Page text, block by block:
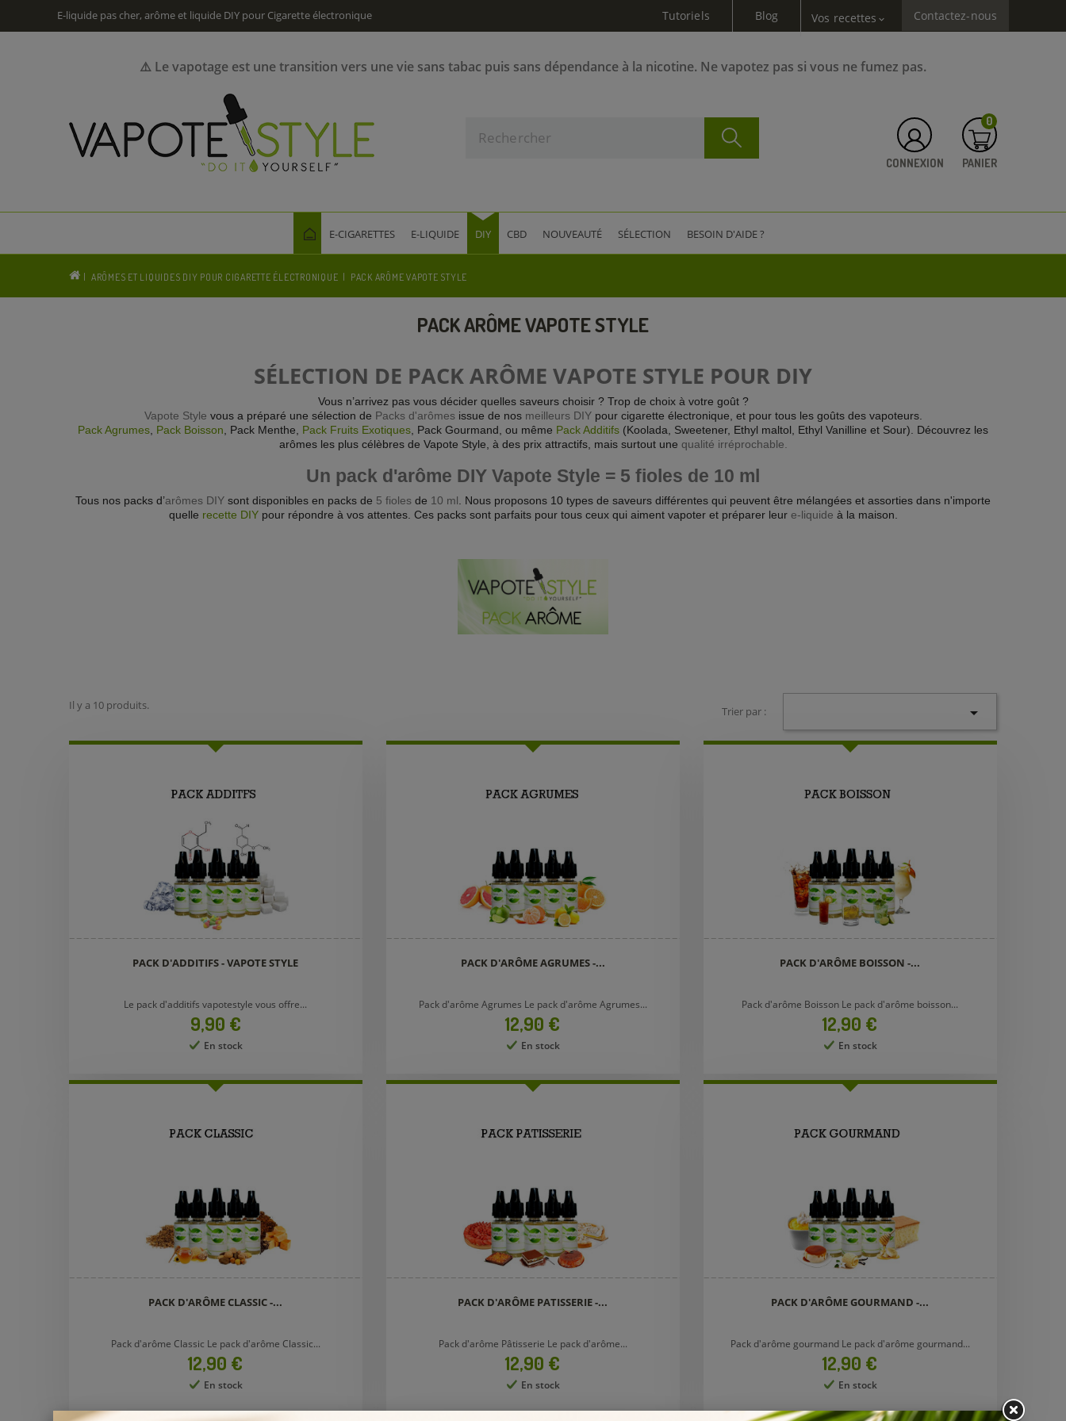
E-liquide pas cher, arôme et liquide DIY pour Cigarette électronique Tutoriels Blog Vos recettes expand_more Contactez-nous
⚠️ Le vapotage est une transition vers une vie sans tabac puis sans dépendance à la nicotine. Ne vapotez pas si vous ne fumez pas.
CONNEXION PANIER
0
E-CIGARETTES E-LIQUIDE DIY CBD NOUVEAUTÉ SÉLECTION BESOIN D'AIDE ?
ARÔMES ET LIQUIDES DIY POUR CIGARETTE ÉLECTRONIQUE PACK ARÔME VAPOTE STYLE
PACK ARÔME VAPOTE STYLE
SÉLECTION DE PACK ARÔME VAPOTE STYLE POUR DIY
Vous n’arrivez pas vous décider quelles saveurs choisir ? Trop de choix à votre goût ?
Vapote Style vous a préparé une sélection de Packs d'arômesissue de nos meilleurs DIYpour cigarette électronique, et pour tous les goûts des vapoteurs.
Pack Agrumes Pack Boisson , Pack Menthe, Pack Fruits Exotiques , Pack Gourmand, ou même Pack Additifs (Koolada, Sweetener, Ethyl maltol, Ethyl Vanilline et Sour). Découvrez les
arômes les plus célèbres de Vapote Style, à des prix attractifs, mais surtout une qualité irréprochable.
Un pack d'arôme DIY Vapote Style = 5 fioles de 10 ml
Tous nos packs d’arômes DIY sont disponibles en packs de 5 fioles de 10 ml . Nous proposons 10 types de saveurs différentes qui peuvent être mélangées et assorties dans n'importe
quelle recette DIYpour répondre à vos attentes. Ces packs sont parfaits pour tous ceux qui aiment vapoter et préparer leur e-liquide à la maison.
Il y a 10 produits. Trier par : 
PACK D'ADDITIFS - VAPOTE STYLE
Le pack d'additifs vapotestyle vous offre...
Prix
9,90 €
En stock
PACK D'ARÔME AGRUMES -...
Pack d'arôme Agrumes Le pack d'arôme Agrumes...
Prix
12,90 €
En stock
PACK D'ARÔME BOISSON -...
Pack d'arôme Boisson Le pack d'arôme boisson...
Prix
12,90 €
En stock
PACK D'ARÔME CLASSIC -...
Pack d'arôme Classic Le pack d'arôme Classic...
Prix
12,90 €
En stock
PACK D'ARÔME PATISSERIE -...
Pack d'arôme Pâtisserie Le pack d'arôme...
Prix
12,90 €
En stock
PACK D'ARÔME GOURMAND -...
Pack d'arôme gourmand Le pack d'arôme gourmand...
Prix
12,90 €
En stock